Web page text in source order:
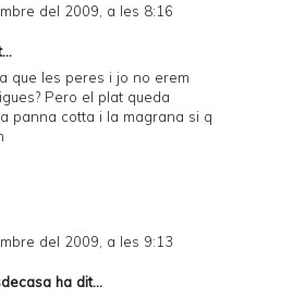
del 2009, a les 8:16
que les peres i jo no erem
Pero el plat queda
panna cotta i la magrana si q
del 2009, a les 9:13
ha dit...